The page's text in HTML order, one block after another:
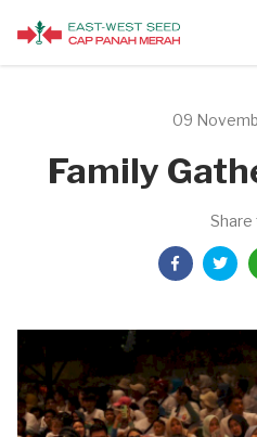
09
Family
Share